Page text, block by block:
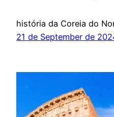
história da Coreia do
21 de September de